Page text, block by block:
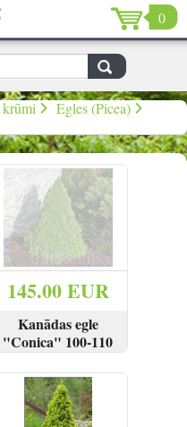
0
Egles (Picea)
145.00 EUR
Kanādas egle
"Conica" 100-110
cm
IZPĀRDOTS